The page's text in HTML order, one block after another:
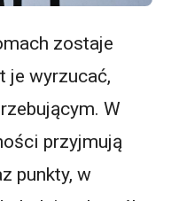
zostaje
je wyrzucać,
W
przyjmują
punkty, w